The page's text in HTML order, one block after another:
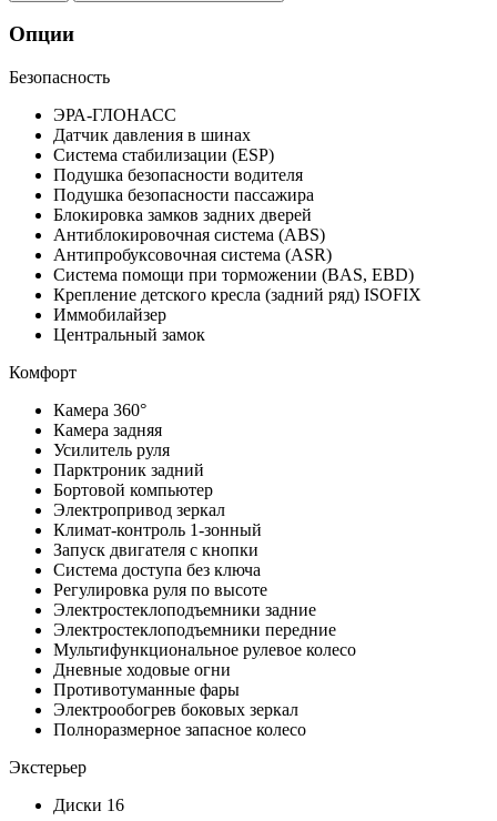
Опции
Безопасность
ЭРА-ГЛОНАСС
Датчик давления в шинах
Система стабилизации (ESP)
Подушка безопасности водителя
Подушка безопасности пассажира
Блокировка замков задних дверей
Антиблокировочная система (ABS)
Антипробуксовочная система (ASR)
Система помощи при торможении (BAS, EBD)
Крепление детского кресла (задний ряд) ISOFIX
Иммобилайзер
Центральный замок
Комфорт
Камера 360°
Камера задняя
Усилитель руля
Парктроник задний
Бортовой компьютер
Электропривод зеркал
Климат-контроль 1-зонный
Запуск двигателя с кнопки
Система доступа без ключа
Регулировка руля по высоте
Электростеклоподъемники задние
Электростеклоподъемники передние
Мультифункциональное рулевое колесо
Дневные ходовые огни
Противотуманные фары
Электрообогрев боковых зеркал
Полноразмерное запасное колесо
Экстерьер
Диски 16